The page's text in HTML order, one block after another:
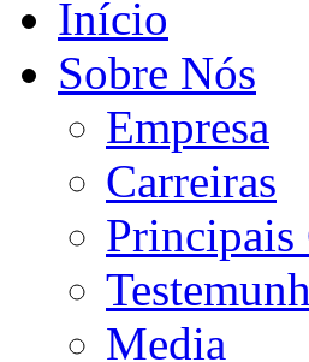
Início
Sobre Nós
Empresa
Carreiras
Principais
Media